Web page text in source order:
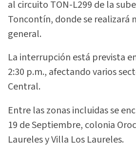
al circuito TON-L299 de la
Toncontín, donde se realizará
general.
La interrupción está prevista
2:30 p.m., afectando varios
Central.
Entre las zonas incluidas se
19 de Septiembre, colonia
Laureles y Villa Los Laureles.